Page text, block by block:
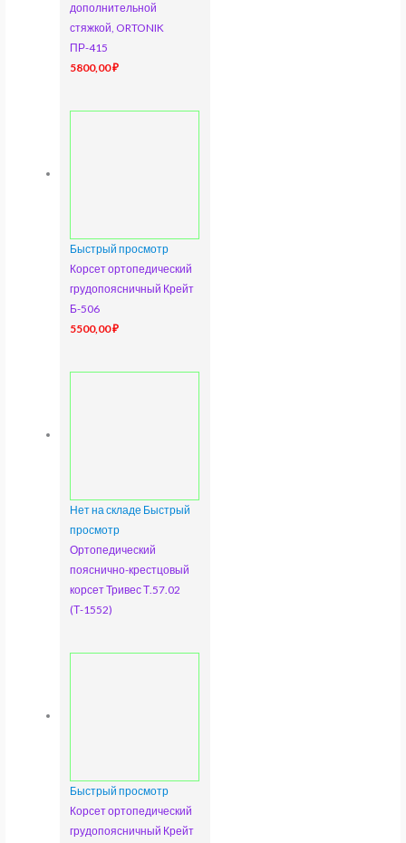
дополнительной
стяжкой, ORTONIK
ПР-415
5800,00₽
Быстрый просмотр
Корсет ортопедический
грудопоясничный Крейт
Б-506
5500,00₽
Нет на складе Быстрый
просмотр
Ортопедический
пояснично-крестцовый
корсет Тривес Т.57.02
(Т-1552)
Быстрый просмотр
Корсет ортопедический
грудопоясничный Крейт